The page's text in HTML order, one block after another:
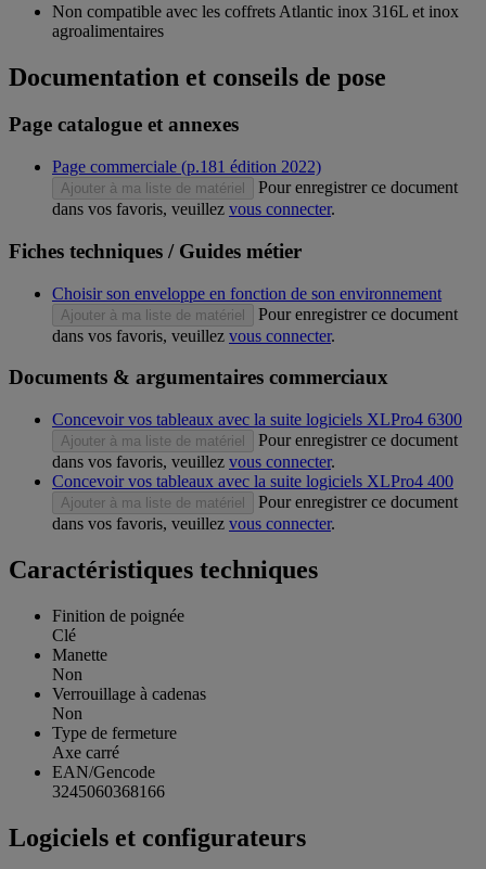
Non compatible avec les coffrets Atlantic inox 316L et inox
agroalimentaires
Documentation et conseils de pose
Page catalogue et annexes
Page commerciale (p.181 édition 2022)
Ajouter à ma liste de matériel
Pour enregistrer ce document
dans vos favoris, veuillez vous connecter.
Fiches techniques / Guides métier
Choisir son enveloppe en fonction de son environnement
Ajouter à ma liste de matériel
Pour enregistrer ce document
dans vos favoris, veuillez vous connecter.
Documents & argumentaires commerciaux
Concevoir vos tableaux avec la suite logiciels XLPro4 6300
Ajouter à ma liste de matériel
Pour enregistrer ce document
dans vos favoris, veuillez vous connecter.
Concevoir vos tableaux avec la suite logiciels XLPro4 400
Ajouter à ma liste de matériel
Pour enregistrer ce document
dans vos favoris, veuillez vous connecter.
Caractéristiques techniques
Finition de poignée
Clé
Manette
Non
Verrouillage à cadenas
Non
Type de fermeture
Axe carré
EAN/Gencode
3245060368166
Logiciels et configurateurs